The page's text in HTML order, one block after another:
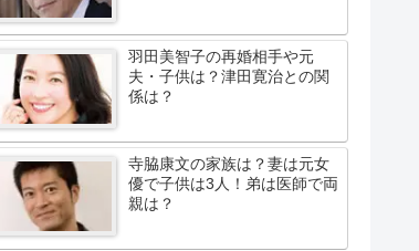
羽田美智子の再婚相手や元
夫・子供は？津田寛治との関
係は？
寺脇康文の家族は？妻は元女
優で子供は3人！弟は医師で両
親は？